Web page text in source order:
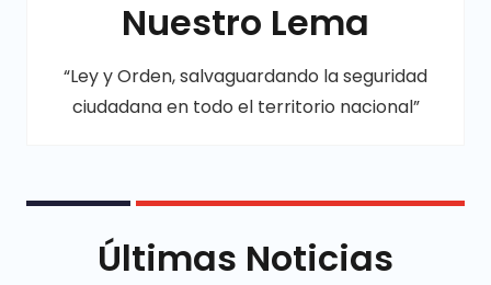
Nuestro Lema
“Ley y Orden, salvaguardando la seguridad
ciudadana en todo el territorio nacional”
Últimas Noticias